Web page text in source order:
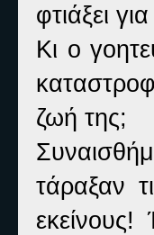
φτιάξει
Κι ο
ζωή της;
τάραξαν